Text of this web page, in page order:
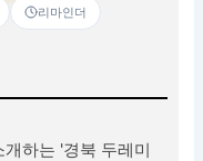
리마인더
하는 '경북 두레미